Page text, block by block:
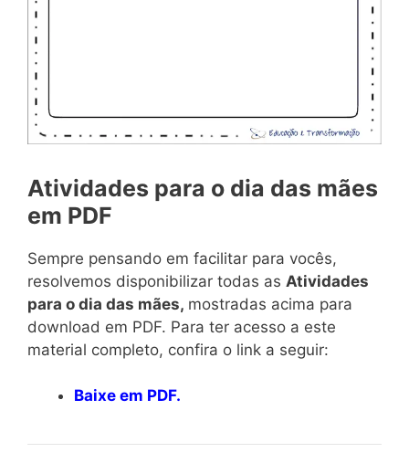
Atividades para o dia das mães
em PDF
Sempre pensando em facilitar para vocês,
resolvemos disponibilizar todas as Atividades
para o dia das mães, mostradas acima para
download em PDF. Para ter acesso a este
material completo, confira o link a seguir:
Baixe em PDF.